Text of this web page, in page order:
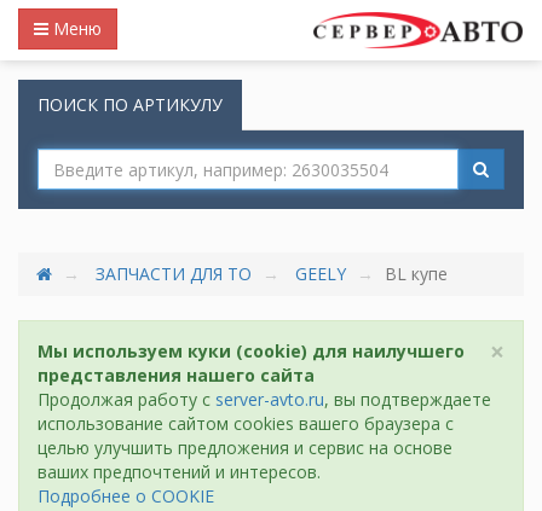
Меню
ПОИСК ПО АРТИКУЛУ
ЗАПЧАСТИ ДЛЯ ТО GEELY BL купе
×
Мы используем куки (cookie) для наилучшего
представления нашего сайта
Продолжая работу с server-avto.ru, вы подтверждаете
использование сайтом cookies вашего браузера с
целью улучшить предложения и сервис на основе
ваших предпочтений и интересов.
Подробнее о COOKIE